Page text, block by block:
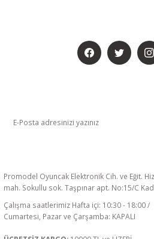
Promodel Oyuncak Elektronik Cih. ve Eğit.
mah. Sokullu sok. Taşpınar apt. No:15/C
Çalışma saatlerimiz Hafta içi: 10:30 - 18:00 /
Cumartesi, Pazar ve Çarşamba: KAPALI